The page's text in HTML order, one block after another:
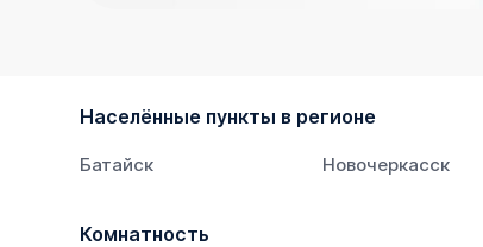
Населённые пункты в регионе
Батайск Новочеркасск
Комнатность